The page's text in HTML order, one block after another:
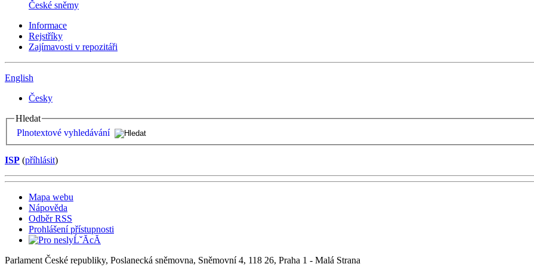
České sněmy
Informace
Rejstříky
Zajímavosti v repozitáři
English
Česky
Hledat
Plnotextové vyhledávání
ISP (příhlásit)
Mapa webu
Nápověda
Odběr RSS
Prohlášení přístupnosti
Parlament České republiky, Poslanecká sněmovna, Sněmovní 4, 118 26, Praha 1 - Malá Strana